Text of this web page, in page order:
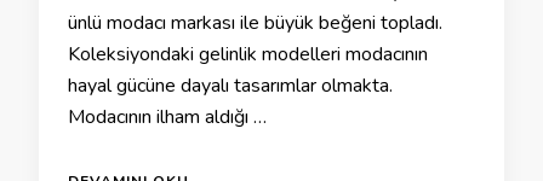
ünlü modacı markası ile büyük beğeni topladı.
Koleksiyondaki gelinlik modelleri modacının
hayal gücüne dayalı tasarımlar olmakta.
Modacının ilham aldığı …